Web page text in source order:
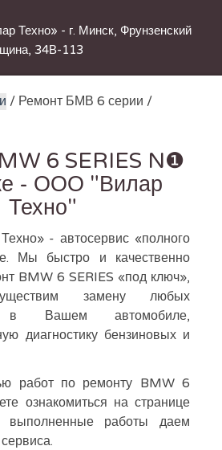
Техно» - г. Минск, Фрунзенский
34В-113
/ Ремонт БМВ 6 серии /
6 SERIES N❶
- ООО "Вилар
Техно"
- автосервис «полного
Мы быстро и качественно
BMW 6 SERIES «под ключ»,
замену любых
в Вашем автомобиле,
диагностику бензиновых и
работ по ремонту BMW 6
ознакомиться на странице
работы даем